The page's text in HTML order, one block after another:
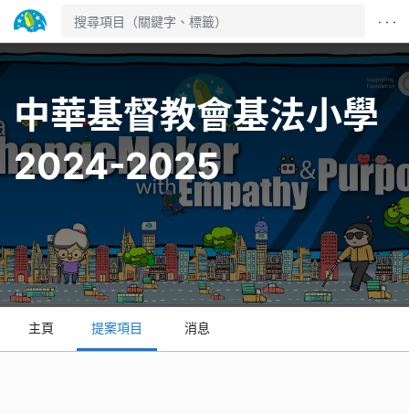
· · ·
中華基督教會基法小學
2024-2025
主頁 提案項目 消息